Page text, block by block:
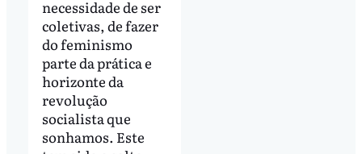
necessidade de ser
coletivas, de fazer
do feminismo
parte da prática e
horizonte da
revolução
socialista que
sonhamos. Este